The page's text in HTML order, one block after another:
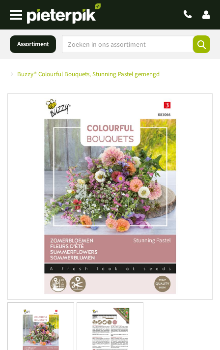
Assortiment
Buzzy® Colourful Bouquets, Stunning Pastel gemengd